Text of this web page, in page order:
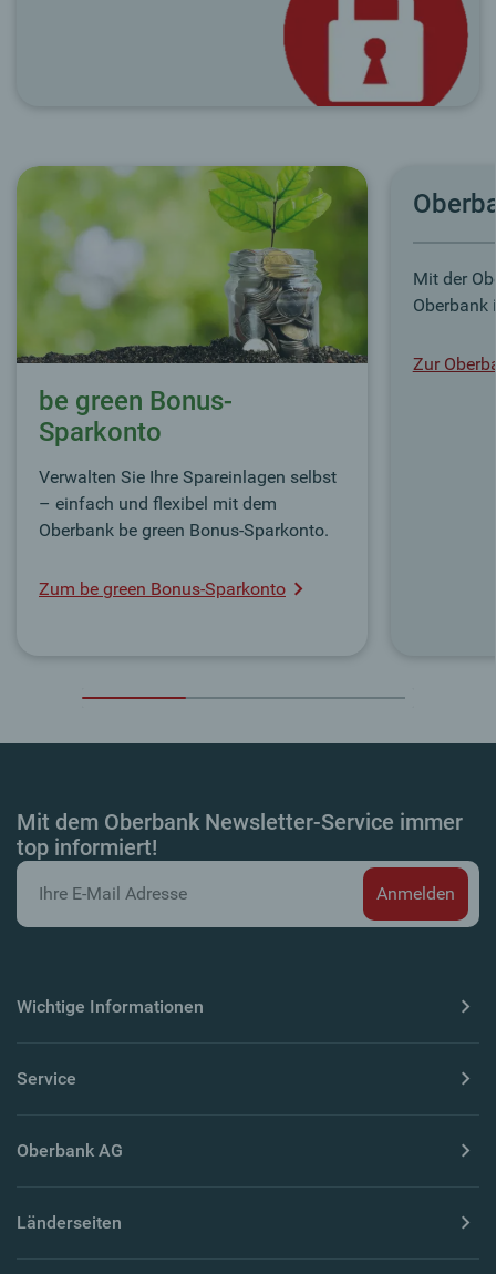
be green Bonus-
Sparkonto
Verwalten Sie Ihre Spareinlagen selbst
– einfach und flexibel mit dem
Oberbank be green Bonus-Sparkonto.
Zum be green Bonus-Sparkonto
Mit der
Oberbank
Zur
Mit dem Oberbank Newsletter-Service immer
top informiert!
Wichtige Informationen
Service
Oberbank AG
Länderseiten